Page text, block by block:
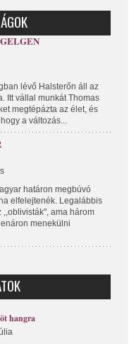
lévő Halsterőn áll az
Itt vállal munkát Thomas
megtépázta az élet, és
a változás...
határon megbúvó
elfelejtenék. Legalábbis
ama három
menekülni
hangra